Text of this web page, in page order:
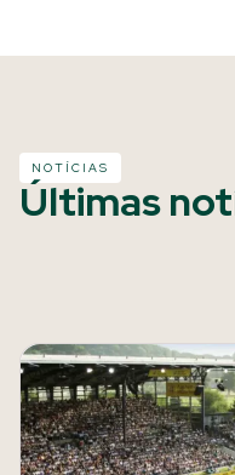
NOTÍCIAS
Últimas